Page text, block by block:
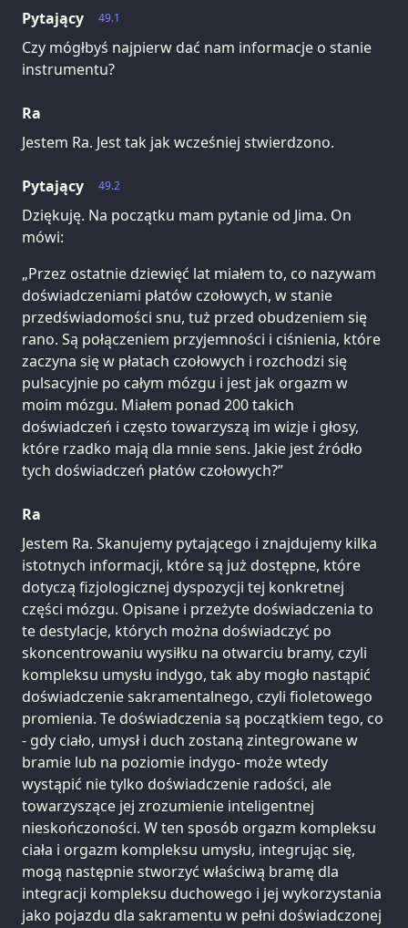
49.1
Pytający
Czy mógłbyś najpierw dać nam informacje o stanie
instrumentu?
Ra
Jestem Ra. Jest tak jak wcześniej stwierdzono.
49.2
Pytający
Dziękuję. Na początku mam pytanie od Jima. On
mówi:
„Przez ostatnie dziewięć lat miałem to, co nazywam
doświadczeniami płatów czołowych, w stanie
przedświadomości snu, tuż przed obudzeniem się
rano. Są połączeniem przyjemności i ciśnienia, które
zaczyna się w płatach czołowych i rozchodzi się
pulsacyjnie po całym mózgu i jest jak orgazm w
moim mózgu. Miałem ponad 200 takich
doświadczeń i często towarzyszą im wizje i głosy,
które rzadko mają dla mnie sens. Jakie jest źródło
tych doświadczeń płatów czołowych?”
Ra
Jestem Ra. Skanujemy pytającego i znajdujemy kilka
istotnych informacji, które są już dostępne, które
dotyczą fizjologicznej dyspozycji tej konkretnej
części mózgu. Opisane i przeżyte doświadczenia to
te destylacje, których można doświadczyć po
skoncentrowaniu wysiłku na otwarciu bramy, czyli
kompleksu umysłu indygo, tak aby mogło nastąpić
doświadczenie sakramentalnego, czyli fioletowego
promienia. Te doświadczenia są początkiem tego, co
- gdy ciało, umysł i duch zostaną zintegrowane w
bramie lub na poziomie indygo- może wtedy
wystąpić nie tylko doświadczenie radości, ale
towarzyszące jej zrozumienie inteligentnej
nieskończoności. W ten sposób orgazm kompleksu
ciała i orgazm kompleksu umysłu, integrując się,
mogą następnie stworzyć właściwą bramę dla
integracji kompleksu duchowego i jej wykorzystania
jako pojazdu dla sakramentu w pełni doświadczonej